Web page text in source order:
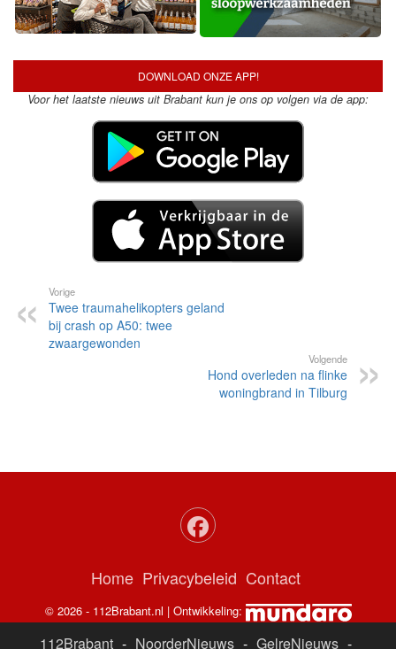
DOWNLOAD ONZE APP!
Voor het laatste nieuws uit Brabant kun je ons op volgen via de app:
Vorige
Twee traumahelikopters geland
bij crash op A50: twee
zwaargewonden
Volgende
Hond overleden na flinke
woningbrand in Tilburg
Home Privacybeleid Contact
© 2026 - 112Brabant.nl | Ontwikkeling:
112Brabant - NoorderNieuws - GelreNieuws -